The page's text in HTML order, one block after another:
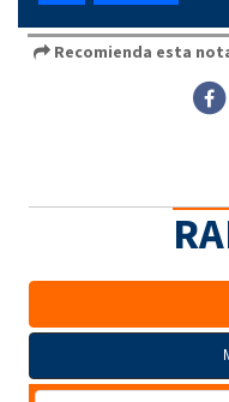
Recomienda esta